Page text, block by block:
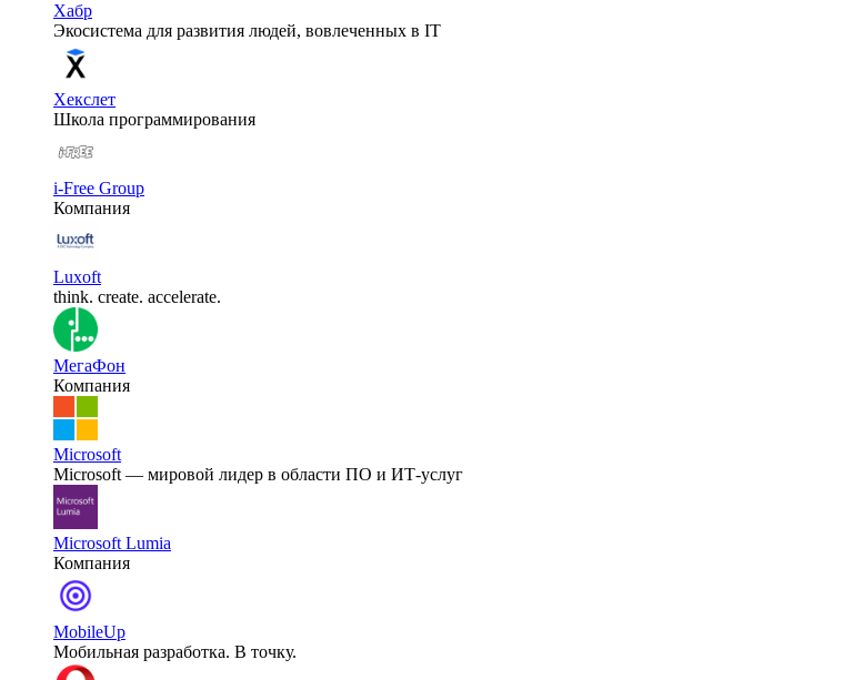
Хабр
Экосистема для развития людей, вовлеченных в IT
Хекслет
Школа программирования
i-Free Group
Компания
Luxoft
think. create. accelerate.
МегаФон
Компания
Microsoft
Microsoft — мировой лидер в области ПО и ИТ-услуг
Microsoft Lumia
Компания
MobileUp
Мобильная разработка. В точку.